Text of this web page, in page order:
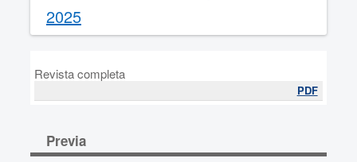
2025
Revista completa
PDF
Previa